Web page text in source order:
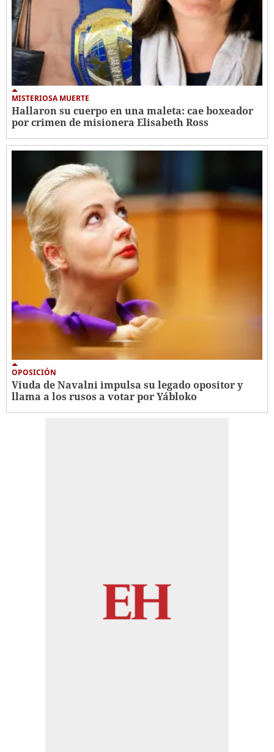
MISTERIOSA MUERTE
Hallaron su cuerpo en una maleta: cae boxeador
por crimen de misionera Elisabeth Ross
OPOSICIÓN
Viuda de Navalni impulsa su legado opositor y
llama a los rusos a votar por Yábloko